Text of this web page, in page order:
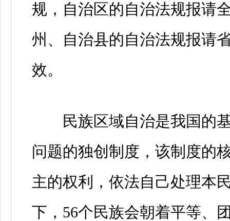
规，自治区的自治法规报请
州、自治县的自治法规报请
效。
民族区域自治是我国的基
问题的独创制度，该制度的
主的权利，依法自己处理本
下，56个民族会朝着平等、